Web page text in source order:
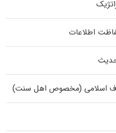
اطلاعات
اسلامی (مخصوص اهل سنت)